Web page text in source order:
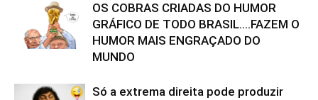
OS COBRAS CRIADAS DO HUMOR
GRÁFICO DE TODO BRASIL….FAZEM O
HUMOR MAIS ENGRAÇADO DO
MUNDO
Só a extrema direita pode produzir